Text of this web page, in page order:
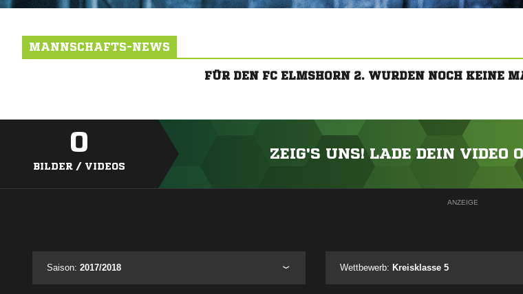
MANNSCHAFTS-NEWS
FÜR DEN FC ELMSHORN 2. WURDEN NOCH KEINE
0
BILDER / VIDEOS
ZEIG'S UNS! LADE DEIN VIDEO
ANZEIGE
Saison: 2017/2018 Wettbewerb: Kreisklasse 5